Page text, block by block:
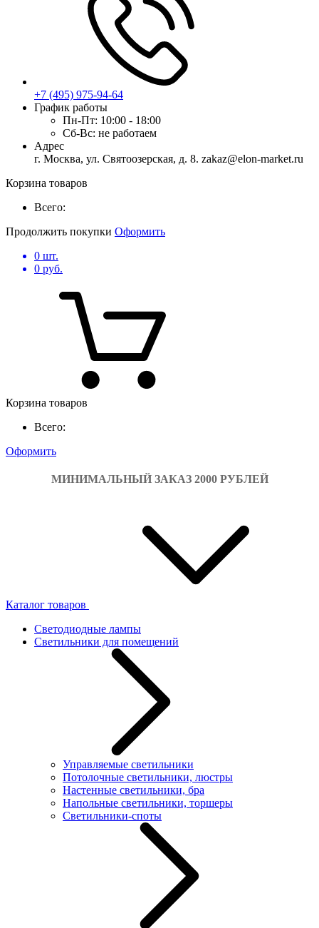
+7 (495) 975-94-64
График работы
Пн-Пт: 10:00 - 18:00
Сб-Вс: не работаем
Адрес
г. Москва, ул. Святоозерская, д. 8. zakaz@elon-market.ru
Корзина товаров
Всего:
Продолжить покупки Оформить
0 шт.
0 руб.
Корзина товаров
Всего:
Оформить
МИНИМАЛЬНЫЙ ЗАКАЗ 2000 РУБЛЕЙ
Каталог товаров
Светодиодные лампы
Светильники для помещений
Управляемые светильники
Потолочные светильники, люстры
Настенные светильники, бра
Напольные светильники, торшеры
Светильники-споты